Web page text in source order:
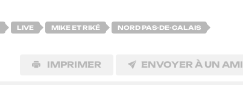
LIVE MIKE ET RIKÉ NORD PAS-DE-CALAIS
IMPRIMER ENVOYER À UN AMI